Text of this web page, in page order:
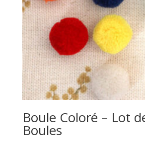
Boule Coloré – Lot
Boules